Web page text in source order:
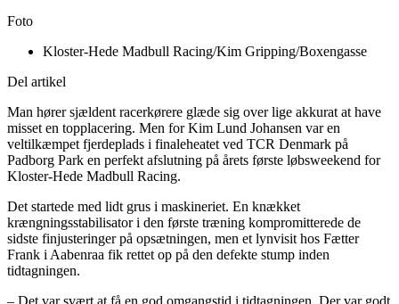
Foto
Kloster-Hede Madbull Racing/Kim Gripping/Boxengasse
Del artikel
Man hører sjældent racerkørere glæde sig over lige akkurat at have
misset en topplacering. Men for Kim Lund Johansen var en
veltilkæmpet fjerdeplads i finaleheatet ved TCR Denmark på
Padborg Park en perfekt afslutning på årets første løbsweekend for
Kloster-Hede Madbull Racing.
Det startede med lidt grus i maskineriet. En knækket
krængningsstabilisator i den første træning kompromitterede de
sidste finjusteringer på opsætningen, men et lynvisit hos Fætter
Frank i Aabenraa fik rettet op på den defekte stump inden
tidtagningen.
– Det var svært at få en god omgangstid i tidtagningen. Der var godt